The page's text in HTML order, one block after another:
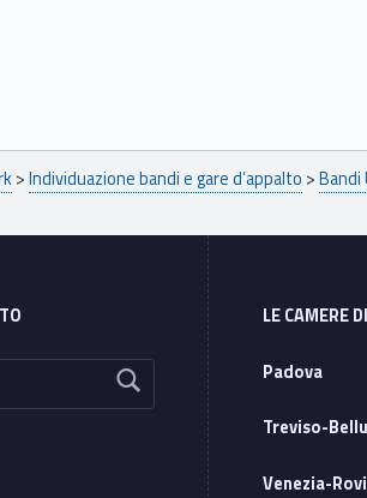
>Individuazione bandi e gare d’appalto >Bandi
LE CAMERE
Padova
Treviso-
Venezia-